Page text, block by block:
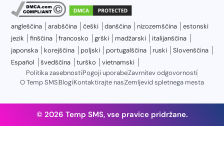
angleščina arabščina češki danščina nizozemščina
estonski
jezik
finščina francosko grški madžarski
italijanščina
japonska
korejščina poljski portugalščina ruski
Slovenščina
Español
švedščina turško
vietnamski
Politika zasebnostiPogoji uporabeZavrnitev odgovornosti
O Temp SMSBlogiKontaktirajte nasZemljevid spletnega mesta
© 2026 Temp SMS, vse pravice pridržane.